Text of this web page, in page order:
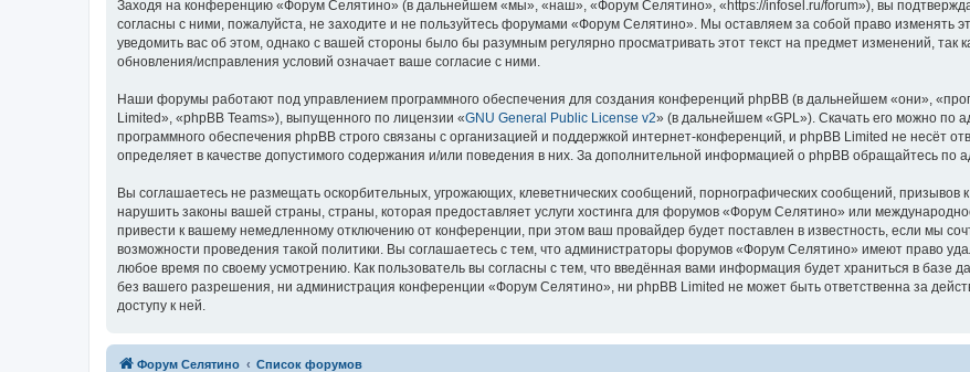
Заходя на конференцию «Форум Селятино» (в дальнейшем «мы», «наш», «Форум Селятино», «https://infosel.ru/forum»), вы
согласны с ними, пожалуйста, не заходите и не пользуйтесь форумами «Форум Селятино». Мы оставляем за собой право изменять
уведомить вас об этом, однако с вашей стороны было бы разумным регулярно просматривать этот текст на предмет изменений,
обновления/исправления условий означает ваше согласие с ними.
Наши форумы работают под управлением программного обеспечения для создания конференций phpBB (в дальнейшем «они»,
Limited», «phpBB Teams»), выпущенного по лицензии «GNU General Public License v2» (в дальнейшем «GPL»). Скачать его можно по
программного обеспечения phpBB строго связаны с организацией и поддержкой интернет-конференций, и phpBB Limited не несёт
определяет в качестве допустимого содержания и/или поведения в них. За дополнительной информацией о phpBB обращайтесь по
Вы соглашаетесь не размещать оскорбительных, угрожающих, клеветнических сообщений, порнографических сообщений, призывов
нарушить законы вашей страны, страны, которая предоставляет услуги хостинга для форумов «Форум Селятино» или
привести к вашему немедленному отключению от конференции, при этом ваш провайдер будет поставлен в известность, если мы
возможности проведения такой политики. Вы соглашаетесь с тем, что администраторы форумов «Форум Селятино» имеют право
любое время по своему усмотрению. Как пользователь вы согласны с тем, что введённая вами информация будет храниться в базе
без вашего разрешения, ни администрация конференции «Форум Селятино», ни phpBB Limited не может быть ответственна за
доступу к ней.
Форум Селятино Список форумов